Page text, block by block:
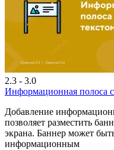
2.3 - 3.0
Информационная полоса
Добавление
позволяет разместить
экрана. Баннер может
информационным